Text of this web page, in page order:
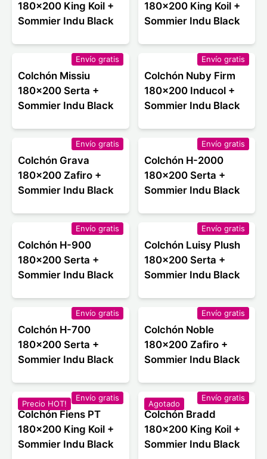
180x200 King Koil +
Sommier Indu Black
180x200 King Koil +
Sommier Indu Black
Envío gratis
Colchón Missiu
180x200 Serta +
Sommier Indu Black
Envío gratis
Colchón Nuby Firm
180x200 Inducol +
Sommier Indu Black
Envío gratis
Colchón Grava
180x200 Zafiro +
Sommier Indu Black
Envío gratis
Colchón H-2000
180x200 Serta +
Sommier Indu Black
Envío gratis
Colchón H-900
180x200 Serta +
Sommier Indu Black
Envío gratis
Colchón Luisy Plush
180x200 Serta +
Sommier Indu Black
Envío gratis
Colchón H-700
180x200 Serta +
Sommier Indu Black
Envío gratis
Colchón Noble
180x200 Zafiro +
Sommier Indu Black
Precio HOT!
Envío gratis
Colchón Fiens PT
180x200 King Koil +
Sommier Indu Black
Agotado
Envío gratis
Colchón Bradd
180x200 King Koil +
Sommier Indu Black